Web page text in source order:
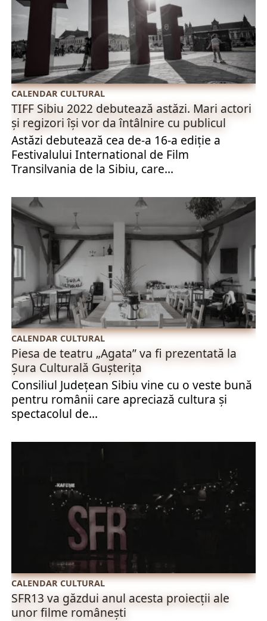
CALENDAR CULTURAL
TIFF Sibiu 2022 debutează astăzi. Mari actori
și regizori își vor da întâlnire cu publicul
Astăzi debutează cea de-a 16-a ediţie a
Festivalului International de Film
Transilvania de la Sibiu, care...
CALENDAR CULTURAL
Piesa de teatru „Agata” va fi prezentată la
Șura Culturală Gușterița
Consiliul Judeţean Sibiu vine cu o veste bună
pentru românii care apreciază cultura și
spectacolul de...
CALENDAR CULTURAL
SFR13 va găzdui anul acesta proiecții ale
unor filme românești